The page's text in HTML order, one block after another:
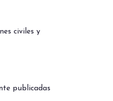
civiles y
publicadas